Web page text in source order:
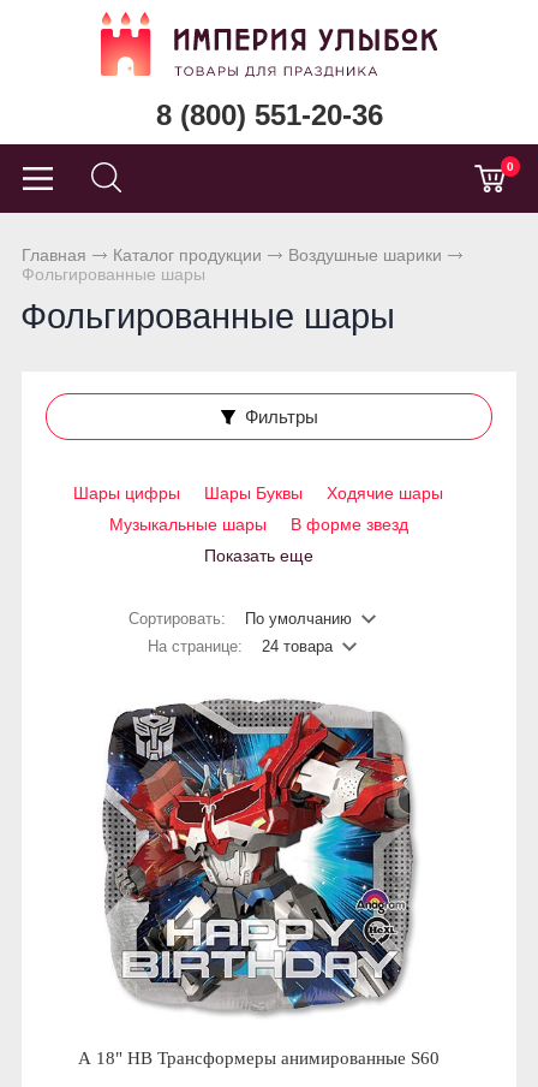
8 (800) 551-20-36
0
Главная Каталог продукции
Воздушные шарики
Фольгированные шары
Фольгированные шары
Фильтры
Шары цифры Шары Буквы
Ходячие шары
Музыкальные шары
В форме звезд
Показать еще
Сортировать:
По умолчанию
На странице:
24 товара
А 18" HB Трансформеры анимированные S60